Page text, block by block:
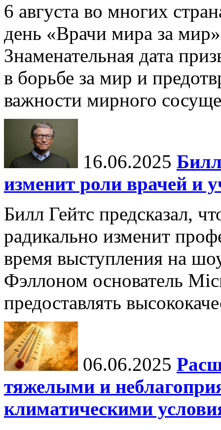
6 августа во многих
день «Врачи мира за
Знаменательная дата
в борьбе за мир и
важности мирного
16.06.2025
изменит роли врачей и
Билл Гейтс предсказал,
радикально изменит
время выступления на
Фэллоном основатель
предоставлять
06.06.2025
тяжелыми и
климатическими